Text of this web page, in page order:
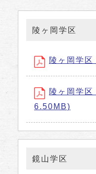
陵ヶ岡学区
陵ヶ岡学
陵ヶ岡学区
6.50MB)
鏡山学区